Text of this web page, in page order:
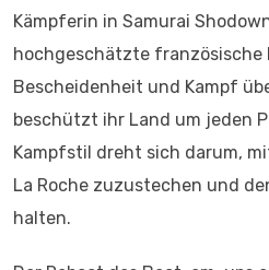
Kämpferin in Samurai
hochgeschätzte
Bescheidenheit und Kampf
beschützt ihr Land um jeden
Kampfstil dreht sich darum,
La Roche zuzustechen und
halten.